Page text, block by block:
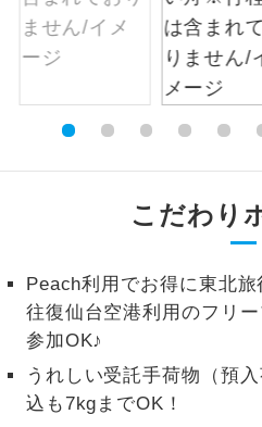
こだわり
Peach利用でお得に東北旅
往復仙台空港利用のフリ
参加OK♪
うれしい受託手荷物（預
込も7kgまでOK！
ご宿泊ホ
全てのお
事の心配は
お部屋食
1名様催行
1名様から
2名様催行
2名様から